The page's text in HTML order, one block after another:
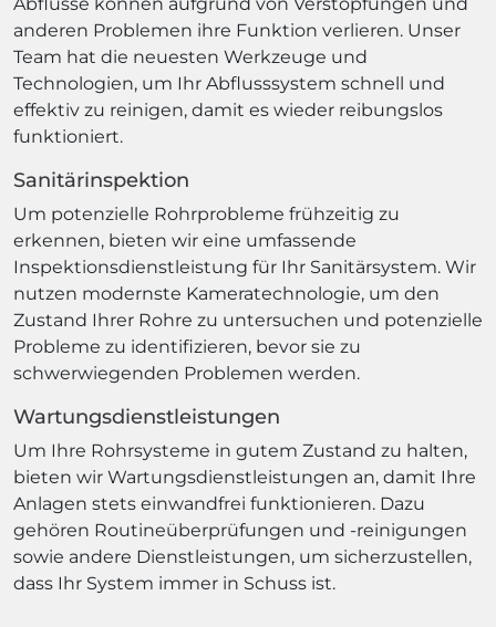
anderen Problemen ihre Funktion verlieren. Unser
Team hat die neuesten Werkzeuge und
Technologien, um Ihr Abflusssystem schnell und
effektiv zu reinigen, damit es wieder reibungslos
funktioniert.
Sanitärinspektion
Um potenzielle Rohrprobleme frühzeitig zu
erkennen, bieten wir eine umfassende
Inspektionsdienstleistung für Ihr Sanitärsystem. Wir
nutzen modernste Kameratechnologie, um den
Zustand Ihrer Rohre zu untersuchen und potenzielle
Probleme zu identifizieren, bevor sie zu
schwerwiegenden Problemen werden.
Wartungsdienstleistungen
Um Ihre Rohrsysteme in gutem Zustand zu halten,
bieten wir Wartungsdienstleistungen an, damit Ihre
Anlagen stets einwandfrei funktionieren. Dazu
gehören Routineüberprüfungen und -reinigungen
sowie andere Dienstleistungen, um sicherzustellen,
dass Ihr System immer in Schuss ist.